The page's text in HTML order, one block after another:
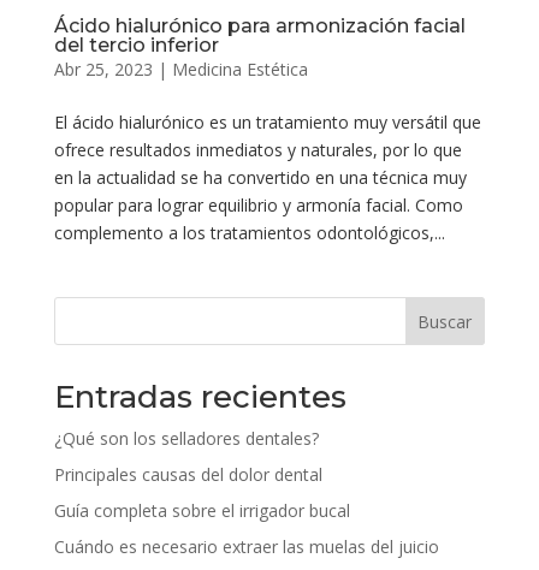
Ácido hialurónico para armonización facial
del tercio inferior
Abr 25, 2023 | Medicina Estética
El ácido hialurónico es un tratamiento muy versátil que
ofrece resultados inmediatos y naturales, por lo que
en la actualidad se ha convertido en una técnica muy
popular para lograr equilibrio y armonía facial. Como
complemento a los tratamientos odontológicos,...
Buscar
Entradas recientes
¿Qué son los selladores dentales?
Principales causas del dolor dental
Guía completa sobre el irrigador bucal
Cuándo es necesario extraer las muelas del juicio